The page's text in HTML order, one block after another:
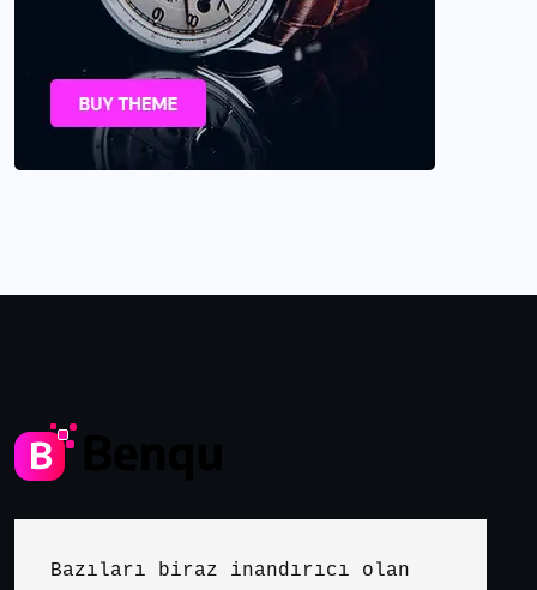
Bazıları biraz inandırıcı olan